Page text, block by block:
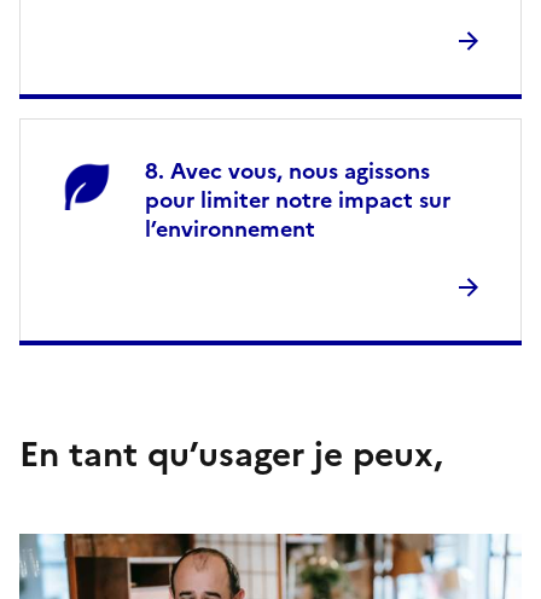
Avec vous, nous agissons
pour limiter notre impact sur
l’environnement
En tant qu’usager je peux,